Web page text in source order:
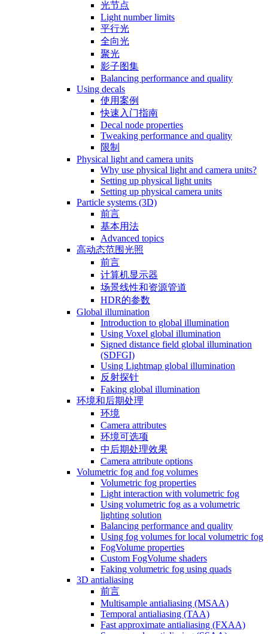
光节点
Light number limits
平行光
全向光
聚光
影子图集
Balancing performance and quality
Using decals
使用案例
快速入门指南
Decal node properties
Tweaking performance and quality
限制
Physical light and camera units
Why use physical light and camera units?
Setting up physical light units
Setting up physical camera units
Particle systems (3D)
前言
基本用法
Advanced topics
高动态范围光照
前言
计算机显示器
场景线性和资源管道
HDR的参数
Global illumination
Introduction to global illumination
Using Voxel global illumination
Signed distance field global illumination
(SDFGI)
Using Lightmap global illumination
反射探针
Faking global illumination
环境和后期处理
环境
Camera attributes
环境可选项
中后期处理效果
Camera attribute options
Volumetric fog and fog volumes
Volumetric fog properties
Light interaction with volumetric fog
Using volumetric fog as a volumetric
lighting solution
Balancing performance and quality
Using fog volumes for local volumetric fog
FogVolume properties
Custom FogVolume shaders
Faking volumetric fog using quads
3D antialiasing
前言
Multisample antialiasing (MSAA)
Temporal antialiasing (TAA)
Fast approximate antialiasing (FXAA)